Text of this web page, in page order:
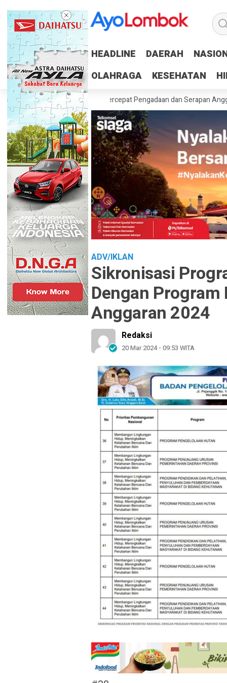
HEADLINE DAERAH
OLAHRAGA
KESEHATAN
HEADLINE DAERAH
OLAHRAGA
KESEHATAN
100 Persen RUP, Percepat Pengadaan dan Serapan Anggaran
ADV/IKLAN
Sikronisasi
Dengan
Anggaran 2024
Redaksi
20 Mar 2024 - 09:53 WITA